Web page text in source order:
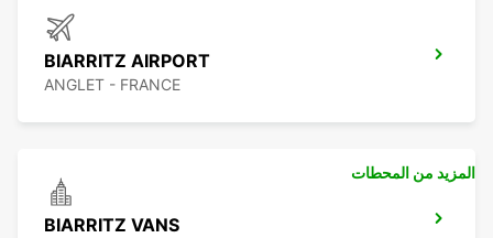
BIARRITZ AIRPORT
ANGLET - FRANCE
BIARRITZ VANS
المزيد من المحطات